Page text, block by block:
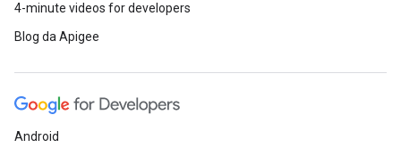
4-minute videos for developers
Blog da Apigee
Android